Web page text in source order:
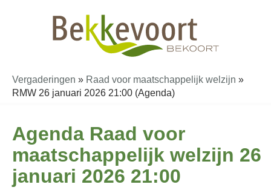
Vergaderingen » Raad voor maatschappelijk welzijn »
RMW 26 januari 2026 21:00 (Agenda)
Agenda Raad voor
maatschappelijk welzijn 26
januari 2026 21:00